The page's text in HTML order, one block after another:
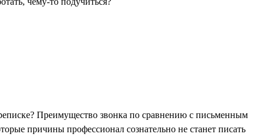
Преимущество звонка по сравнению с письменным
причины профессионал сознательно не станет писать